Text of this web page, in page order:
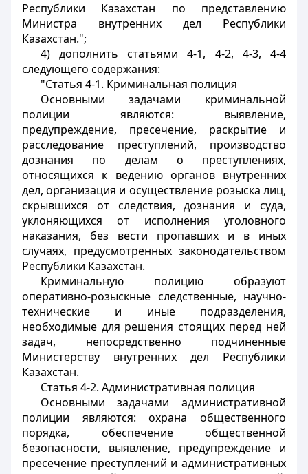
Республики Казахстан по представлению
Министра внутренних дел Республики
Казахстан.";
4) дополнить статьями 4-1, 4-2, 4-3, 4-4
следующего содержания:
"Статья 4-1. Криминальная полиция
Основными задачами криминальной
полиции являются: выявление,
предупреждение, пресечение, раскрытие и
расследование преступлений, производство
дознания по делам о преступлениях,
относящихся к ведению органов внутренних
дел, организация и осуществление розыска лиц,
скрывшихся от следствия, дознания и суда,
уклоняющихся от исполнения уголовного
наказания, без вести пропавших и в иных
случаях, предусмотренных законодательством
Республики Казахстан.
Криминальную полицию образуют
оперативно-розыскные следственные, научно-
технические и иные подразделения,
необходимые для решения стоящих перед ней
задач, непосредственно подчиненные
Министерству внутренних дел Республики
Казахстан.
Статья 4-2. Административная полиция
Основными задачами административной
полиции являются: охрана общественного
порядка, обеспечение общественной
безопасности, выявление, предупреждение и
пресечение преступлений и административных